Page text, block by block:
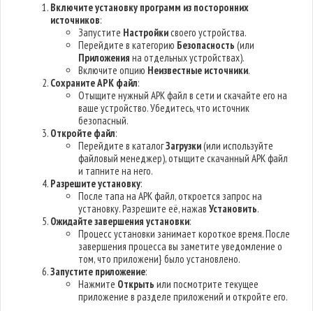
Включите установку программ из посторонних
источников:
Запустите Настройкисвоего устройства.
Перейдите в категорию Безопасность (или
Приложения на отдельных устройствах).
Включите опцию Неизвестные источники.
Сохраните APK файл:
Отыщите нужный APK файл в сети и скачайте его на
ваше устройство. Убедитесь, что источник
безопасный.
Откройте файл:
Перейдите в каталогЗагрузки(или используйте
файловый менеджер), отыщите скачанный APK файл
и тапните на него.
Разрешите установку:
После тапа на APK файл, откроется запрос на
установку. Разрешите её, нажавУстановить.
Ожидайте завершения установки:
Процесс установки занимает короткое время. После
завершения процесса вы заметите уведомление о
том, что приложени} было установлено.
Запустите приложение:
Нажмите Открыть или посмотрите текущее
приложение в разделе приложений и откройте его.